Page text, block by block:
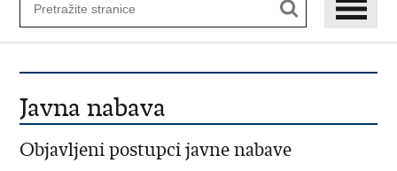
Javna nabava
Objavljeni postupci javne nabave